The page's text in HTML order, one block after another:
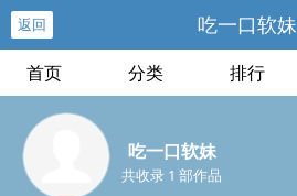
返回 吃一口软妹
首页 分类 排行
吃一口软妹
共收录 1 部作品